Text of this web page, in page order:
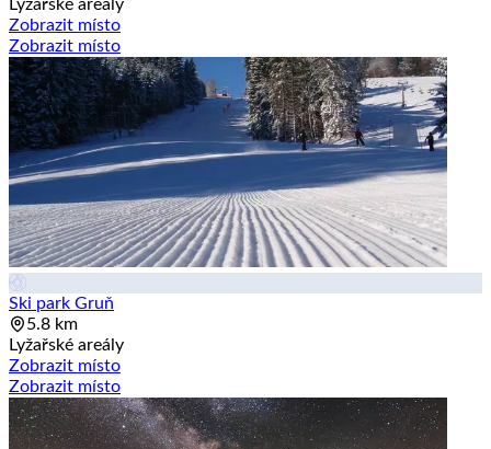
Lyžařské areály
Zobrazit místo
Zobrazit místo
Ski park Gruň
5.8 km
Lyžařské areály
Zobrazit místo
Zobrazit místo